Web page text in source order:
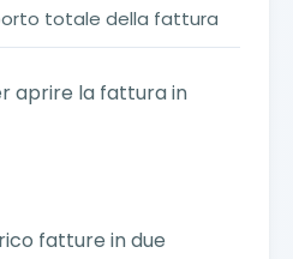
totale della fattura
aprire la fattura in
fatture in due